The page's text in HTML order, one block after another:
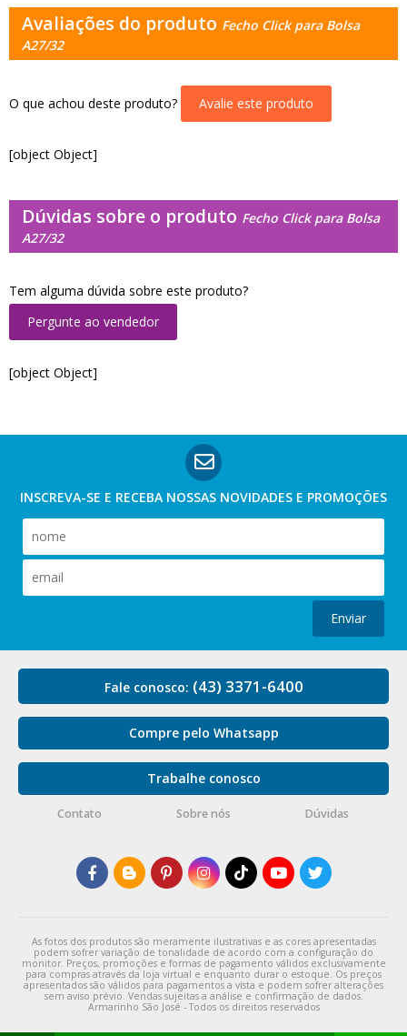
Avaliações do produto Fecho Click para Bolsa
A27/32
O que achou deste produto? Avalie este produto
[object Object]
Dúvidas sobre o produto Fecho Click para Bolsa
A27/32
Tem alguma dúvida sobre este produto?
Pergunte ao vendedor
[object Object]
INSCREVA-SE E RECEBA NOSSAS NOVIDADES E PROMOÇÕES
Enviar
Fale conosco: (43) 3371-6400
Compre pelo Whatsapp
Trabalhe conosco
Contato Sobre nós Dúvidas
As fotos dos produtos são meramente ilustrativas e as cores apresentadas
podem sofrer variação de tonalidade de acordo com a configuração do
monitor. Preços, promoções e formas de pagamento válidos exclusivamente
para compras através da loja virtual e enquanto durar o estoque. Os preços
apresentados são válidos para pagamentos a vista e podem sofrer alterações
sem aviso prévio. Vendas sujeitas a análise e confirmação de dados.
Armarinho São José - Todos os direitos reservados